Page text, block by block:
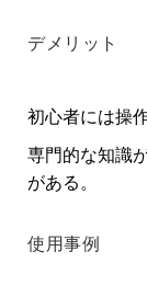
デメリット
初心者には操
専門的な知識
がある。
使用事例